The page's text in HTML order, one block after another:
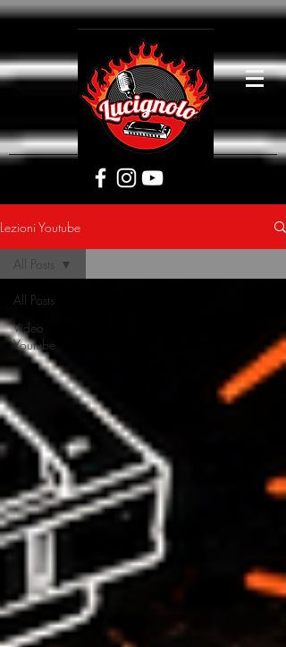
Lezioni Youtube
All Posts
Video
Youtube
All Posts